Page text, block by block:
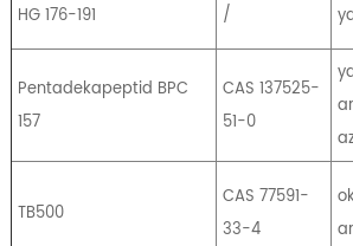
HG 176-191 /
Pentadekapeptid BPC
157
CAS 137525-
51-0
TB500
CAS 77591-
33-4